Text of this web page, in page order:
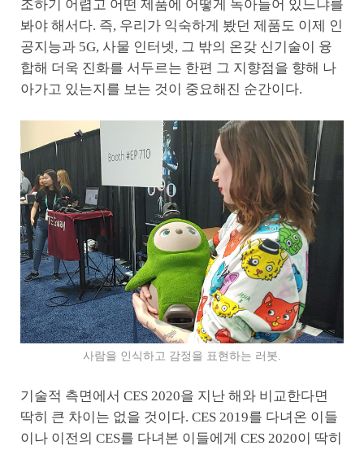
조하기 어렵고 어떤 제품에 어떻게 녹아들어 있느냐를
봐야 해서다. 즉, 우리가 익숙하게 봤던 제품도 이제 인
공지능과 5G, 사물 인터넷, 그 밖의 온갖 신기술이 융
합해 더욱 진화를 서두르는 한편 그 지향점을 향해 나
아가고 있는지를 보는 것이 중요해진 순간이다.
사람을 인식하고 감정을 표현하는 러봇.
기술적 측면에서 CES 2020을 지난 해와 비교한다면
딱히 큰 차이는 없을 것이다. CES 2019를 다녀온 이들
이나 이전의 CES를 다녀본 이들에게 CES 2020이 딱히